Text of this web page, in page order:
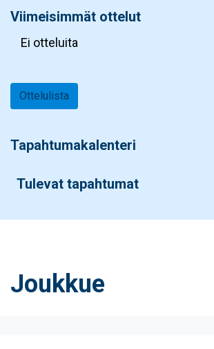
Viimeisimmät ottelut
Ei otteluita
Ottelulista
Tapahtumakalenteri
Tulevat tapahtumat
Joukkue